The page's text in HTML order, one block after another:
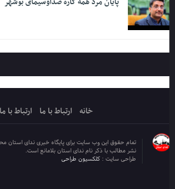
خانه ارتباط با ما ارتباط با ما
تمام حقوق این وب سایت برای پایگاه خبری ندای استان
نشر مطالب با ذکر نام ندای استان بلامانع است.
طراحی سایت :کلکسیون طراحی